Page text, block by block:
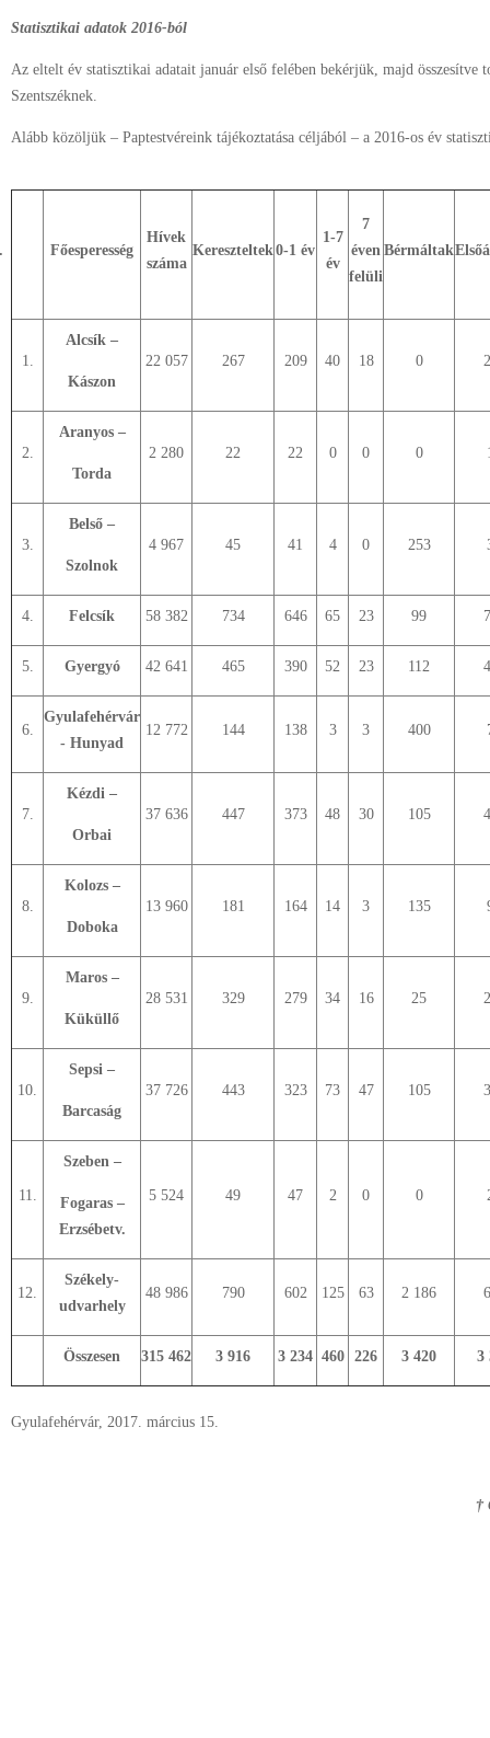
Statisztikai adatok 2016-ból
Az eltelt év statisztikai adatait január első felében bekérjük, majd összesítve
Szentszéknek.
Alább közöljük – Paptestvéreink tájékoztatása céljából – a 2016-os év
Főesperesség
Hívek
száma
Kereszteltek0-1 év
1-7
év
7
éven
felüli
Bérmáltak
1.
Alcsík –
Kászon
22 057 267 209 40 18 0
2.
Aranyos –
Torda
2 280 22 22 0 0 0
3.
Belső –
Szolnok
4 967 45 41 4 0 253
4. Felcsík 58 382 734 646 65 23 99
5. Gyergyó 42 641 465 390 52 23 112
6.
Gyulafehérvár
- Hunyad
12 772 144 138 3 3 400
7.
Kézdi –
Orbai
37 636 447 373 48 30 105
8.
Kolozs –
Doboka
13 960 181 164 14 3 135
9.
Maros –
Küküllő
28 531 329 279 34 16 25
10.
Sepsi –
Barcaság
37 726 443 323 73 47 105
11.
Szeben –
Fogaras –
Erzsébetv.
5 524 49 47 2 0 0
12.
Székely-
udvarhely
48 986 790 602 125 63 2 186
Összesen 315 462 3 916 3 234 460 226 3 420 3
Gyulafehérvár, 2017. március 15.
†